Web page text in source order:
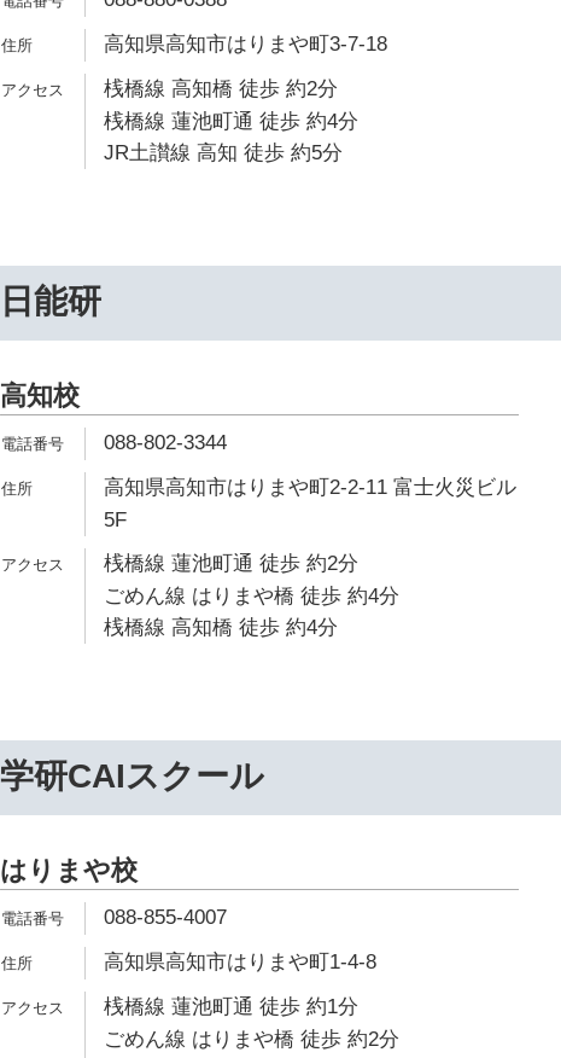
高知県高知市はりまや町3-7-18
桟橋線 高知橋 徒歩 約2分
桟橋線 蓮池町通 徒歩 約4分
JR土讃線 高知 徒歩 約5分
日能研
高知校
088-802-3344
高知県高知市はりまや町2-2-11 富士火災ビル
5F
桟橋線 蓮池町通 徒歩 約2分
ごめん線 はりまや橋 徒歩 約4分
桟橋線 高知橋 徒歩 約4分
学研CAIスクール
はりまや校
088-855-4007
高知県高知市はりまや町1-4-8
桟橋線 蓮池町通 徒歩 約1分
ごめん線 はりまや橋 徒歩 約2分